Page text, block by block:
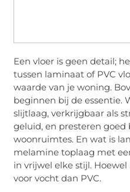
Een vloer is geen detail;
tussen laminaat of PVC
waarde van je woning.
beginnen bij de essentie.
slijtlaag, verkrijgbaar als
geluid, en presteren goed
woonruimtes. En wat is
melamine toplaag met
in vrijwel elke stijl.
voor vocht dan PVC.